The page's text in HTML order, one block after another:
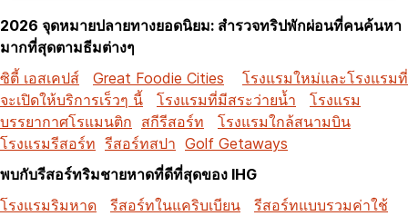
2026 จุดหมายปลายทางยอดนิยม: สำรวจทริปพักผ่อนที่คนค้นหา
มากที่สุดตามธีมต่างๆ
ซิตี้ เอสเคปส์
Great Foodie Cities
โรงแรมใหม่และโรงแรมที่
จะเปิดให้บริการเร็วๆ นี้
โรงแรมที่มีสระว่ายน้ำ
โรงแรม
บรรยากาศโรแมนติก สกีรีสอร์ท
โรงแรมใกล้สนามบิน
โรงแรมรีสอร์ท รีสอร์ทสปา Golf Getaways
พบกับรีสอร์ทริมชายหาดที่ดีที่สุดของ IHG
โรงแรมริมหาด
รีสอร์ทในแคริบเบียน
รีสอร์ทแบบรวมค่าใช้